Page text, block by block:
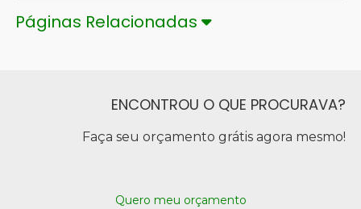
Páginas Relacionadas
ENCONTROU O QUE PROCURAVA?
Faça seu orçamento grátis agora mesmo!
Quero meu orçamento